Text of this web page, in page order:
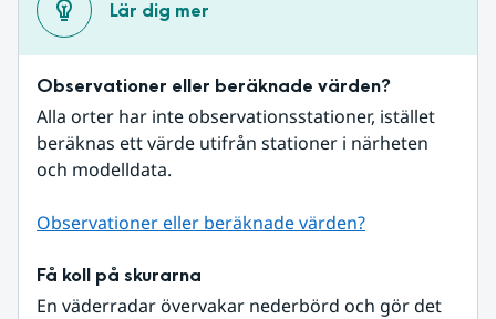
Lär dig mer
Observationer eller beräknade värden?
Alla orter har inte observationsstationer, istället
beräknas ett värde utifrån stationer i närheten
och modelldata.
Observationer eller beräknade värden?
Få koll på skurarna
En väderradar övervakar nederbörd och gör det